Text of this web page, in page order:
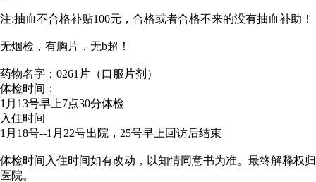
注:抽血不合格补贴100元，合格或者合格不来的没有抽血补助！
无烟检，有胸片，无b超！
药物名字：0261片（口服片剂）
体检时间：
1月13号早上7点30分体检
入住时间
1月18号--1月22号出院，25号早上回访后结束
体检时间入住时间如有改动，以知情同意书为准。最终解释权归
医院。